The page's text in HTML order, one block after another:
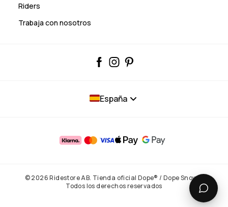
Riders
Trabaja con nosotros
España
© 2026 Ridestore AB. Tienda oficial Dope® / Dope Snow®.
Todos los derechos reservados